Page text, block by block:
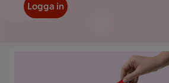
Logga in